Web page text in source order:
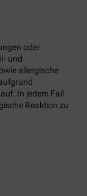
oder
und
allergische
In jedem Fall
Reaktion zu